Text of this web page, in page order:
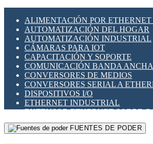
SENSORES INDUCTIVOS
TEMPORIZADORES
VARIACS
VARIADORES DE FRECUENCIA
SECCIONADORES -
MAQUINARIA
HERRAMIENTAS VARIAS
ILUMINACIÓN LED
INTERRUPTORES REED
INTERFACES DE RELÉ
OTROS RELÉS
PROTECCIÓN TÉRMICA
RELÉS AUTOMOTRICES
RELÉS DE SEÑAL
RELÉS DE ESTADO SÓLIDO SSR
RELÉS INDUSTRIALES
RELÉS MINIATURA DE POTENCIA
SENSORES MAGNÉTICOS
ALIMENTACIÓN POR ETHERNET
AUTOMATIZACIÓN DEL HOGAR
AUTOMATIZACIÓN INDUSTRIAL
CÁMARAS PARA IOT
CAPACITACIÓN Y SOPORTE
COMUNICACIÓN BANDA ANCHA
CONVERSORES DE MEDIOS
CONVERSORES SERIAL A
DISPOSITIVOS I/O
ETHERNET INDUSTRIAL
EXTENSOR ETHERNET SOBRE
GATEWAY LORAWAN
GESTIÓN DE REDESFUENTES DE PODER